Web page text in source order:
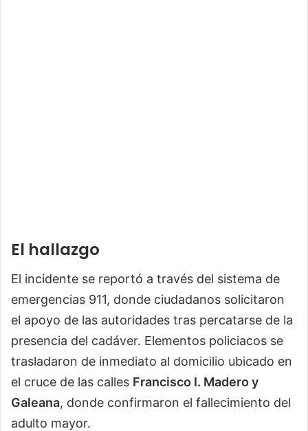
El hallazgo
El incidente se reportó a través del sistema de
emergencias 911, donde ciudadanos solicitaron
el apoyo de las autoridades tras percatarse de la
presencia del cadáver. Elementos policiacos se
trasladaron de inmediato al domicilio ubicado en
el cruce de las calles Francisco I. Madero y
Galeana, donde confirmaron el fallecimiento del
adulto mayor.